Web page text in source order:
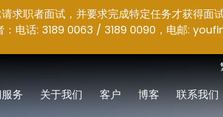
职者面试，并要求完成特定任务才获得面
电话: 3189 0063 / 3189 0090，电邮:
务 关于我们 客户 博客 联系我们